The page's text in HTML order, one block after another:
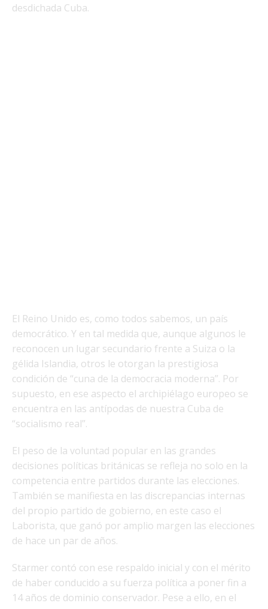
desdichada Cuba.
El Reino Unido es, como todos sabemos, un país
democrático. Y en tal medida que, aunque algunos le
reconocen un lugar secundario frente a Suiza o la
gélida Islandia, otros le otorgan la prestigiosa
condición de “cuna de la democracia moderna”. Por
supuesto, en ese aspecto el archipiélago europeo se
encuentra en las antípodas de nuestra Cuba de
“socialismo real”.
El peso de la voluntad popular en las grandes
decisiones políticas británicas se refleja no solo en la
competencia entre partidos durante las elecciones.
También se manifiesta en las discrepancias internas
del propio partido de gobierno, en este caso el
Laborista, que ganó por amplio margen las elecciones
de hace un par de años.
Starmer contó con ese respaldo inicial y con el mérito
de haber conducido a su fuerza política a poner fin a
14 años de dominio conservador. Pese a ello, en el